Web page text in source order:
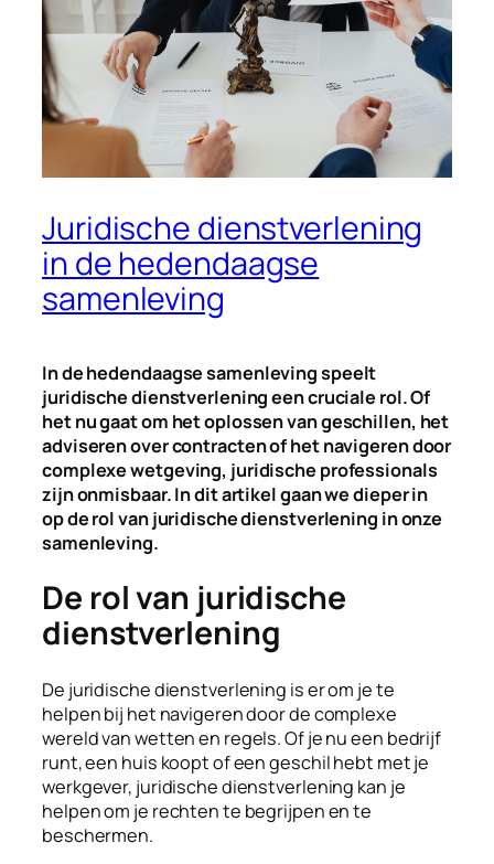
Juridische dienstverlening
in de hedendaagse
samenleving
In de hedendaagse samenleving speelt
juridische dienstverlening een cruciale rol. Of
het nu gaat om het oplossen van geschillen, het
adviseren over contracten of het navigeren door
complexe wetgeving, juridische professionals
zijn onmisbaar. In dit artikel gaan we dieper in
op de rol van juridische dienstverlening in onze
samenleving.
De rol van juridische
dienstverlening
De juridische dienstverlening is er om je te
helpen bij het navigeren door de complexe
wereld van wetten en regels. Of je nu een bedrijf
runt, een huis koopt of een geschil hebt met je
werkgever, juridische dienstverlening kan je
helpen om je rechten te begrijpen en te
beschermen.